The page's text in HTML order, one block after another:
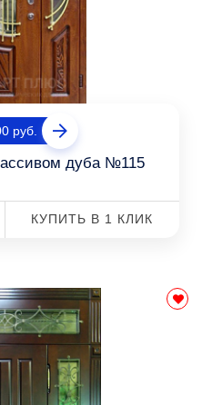
руб.
дуба №115
КУПИТЬ В 1 КЛИК